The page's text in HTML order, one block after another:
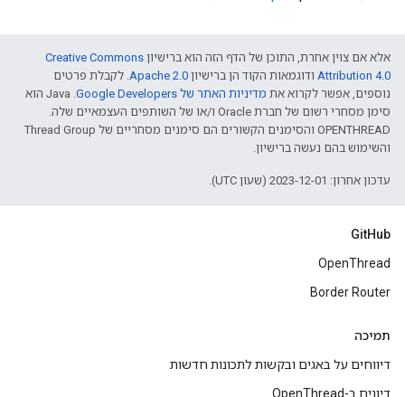
אלא אם צוין אחרת, התוכן של הדף הזה הוא ברישיון Creative Commons
Attribution 4.0‏ ודוגמאות הקוד הן ברישיון Apache 2.0‏. לקבלת פרטים
נוספים, אפשר לקרוא את מדיניות האתר של Google Developers‏
.‏ Java הוא
סימן מסחרי רשום של חברת Oracle ו/או של השותפים העצמאיים שלה.
‫OPENTHREAD והסימנים הקשורים הם סימנים מסחריים של Thread Group
והשימוש בהם נעשה ברישיון.
עדכון אחרון: 2023-12-01 (שעון UTC).
GitHub
OpenThread
Border Router
תמיכה
דיווחים על באגים ובקשות לתכונות חדשות
דיונים ב-OpenThread